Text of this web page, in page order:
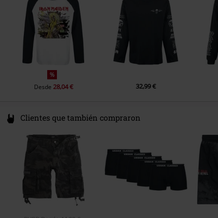
www.globalmerchservices.com
%
Desde 28,04 € 32,99 €
Clientes que también compraron